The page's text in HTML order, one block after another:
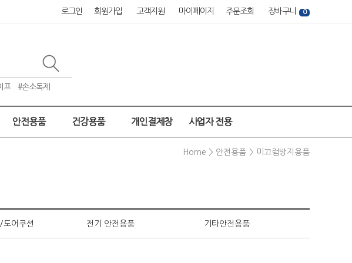
로그인 회원가입 고객지원 마이페이지 주문조회 장바구니 0
프 #손소독제
안전용품 건강용품 개인결제창 사업자 전용
Home > 안전용품 > 미끄럼방지용품
도어쿠션 전기 안전용품 기타안전용품